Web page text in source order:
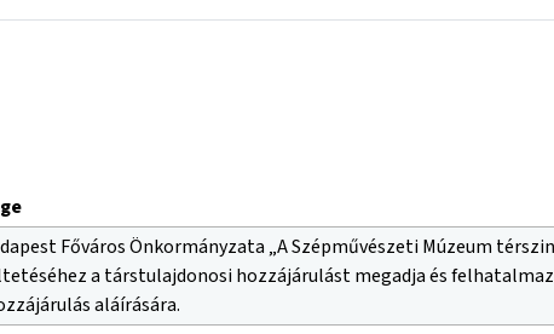
Főváros Önkormányzata „A Szépművészeti Múzeum
a társtulajdonosi hozzájárulást megadja és
aláírására.